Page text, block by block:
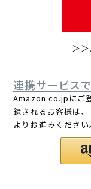
＞
連携サービス
Amazon.co.jpにご
録されるお客様は
よりお進みください